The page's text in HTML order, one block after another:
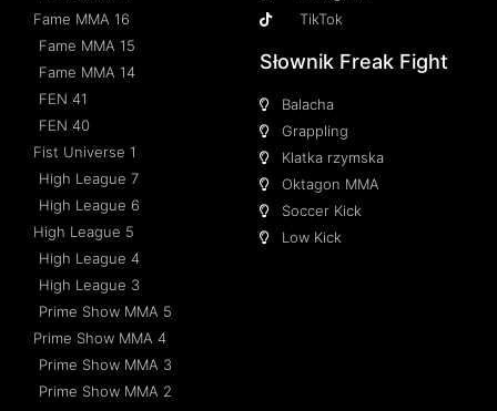
Fame MMA 16
Fame MMA 15
Fame MMA 14
FEN 41
FEN 40
Fist Universe 1
High League 7
High League 6
High League 5
High League 4
High League 3
Prime Show MMA 5
Prime Show MMA 4
Prime Show MMA 3
Prime Show MMA 2
TikTok
Słownik Freak Fight
Balacha
Grappling
Klatka rzymska
Oktagon MMA
Soccer Kick
Low Kick